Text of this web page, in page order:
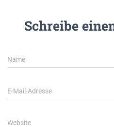
Schreibe
Name
E-Mail-Adresse
Website